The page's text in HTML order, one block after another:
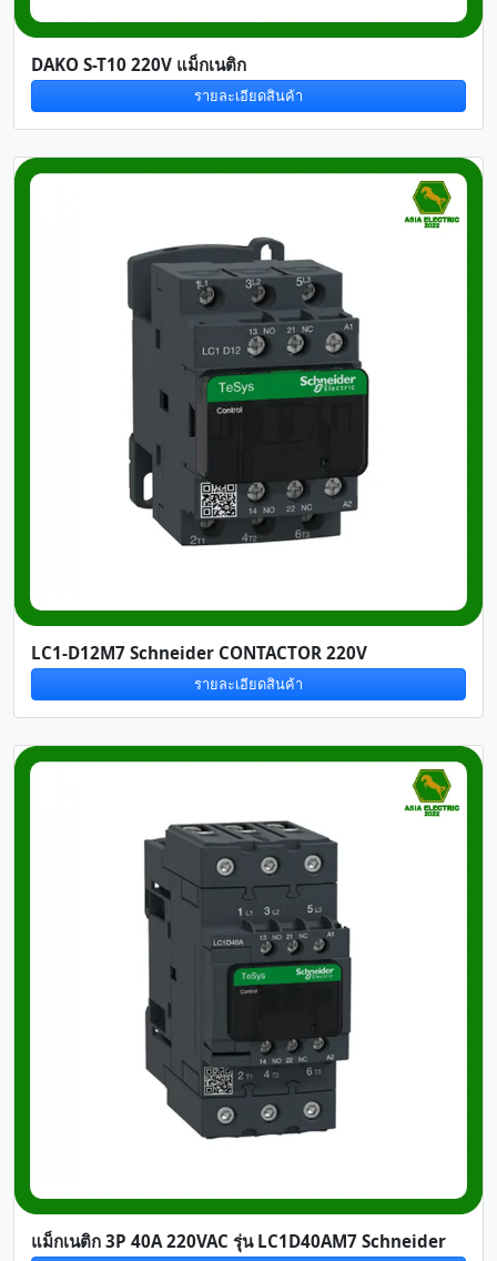
DAKO S-T10 220V แม็กเนติก
รายละเอียดสินค้า
LC1-D12M7 Schneider CONTACTOR 220V
รายละเอียดสินค้า
แม็กเนติก 3P 40A 220VAC รุ่น LC1D40AM7 Schneider